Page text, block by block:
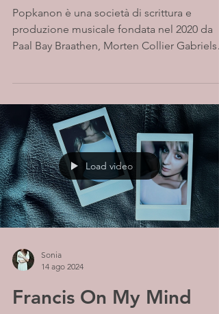
Popkanon è una società di scrittura e
produzione musicale fondata nel 2020 da
Paal Bay Braathen, Morten Collier
Load video
Sonia
14 ago 2024
Francis On My Mind